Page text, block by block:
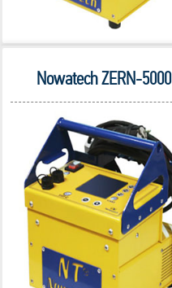
Nowatech ZERN-5000